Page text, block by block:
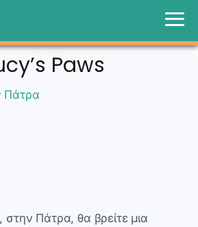
Paws
Πάτρα
στην Πάτρα, θα βρείτε μια